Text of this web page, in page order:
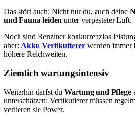
Das stört auch: Nicht nur du, auch deine
und Fauna leiden unter verpesteter Luft.
Noch sind Benziner konkurrenzlos
aber: Akku Vertikutierer werden immer
höhere Reichweiten.
Ziemlich wartungsintensiv
Weiterhin darfst du Wartung und Pflege
unterschätzen: Vertikutierer müssen
verlieren sie Power.